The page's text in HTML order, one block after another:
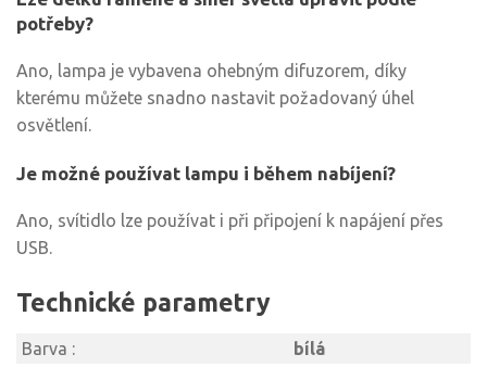
potřeby?
Ano, lampa je vybavena ohebným difuzorem, díky
kterému můžete snadno nastavit požadovaný úhel
osvětlení.
Je možné používat lampu i během nabíjení?
Ano, svítidlo lze používat i při připojení k napájení přes
USB.
Technické parametry
Barva :
bílá